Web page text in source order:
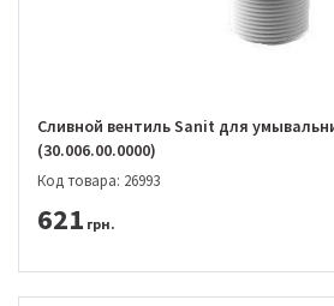
Сливной вентиль Sanit для
(30.006.00.0000)
Код товара: 26993
621 грн.